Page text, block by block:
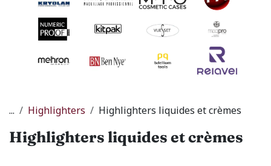
... Highlighters Highlighters liquides et crèmes
Highlighters liquides et crèmes